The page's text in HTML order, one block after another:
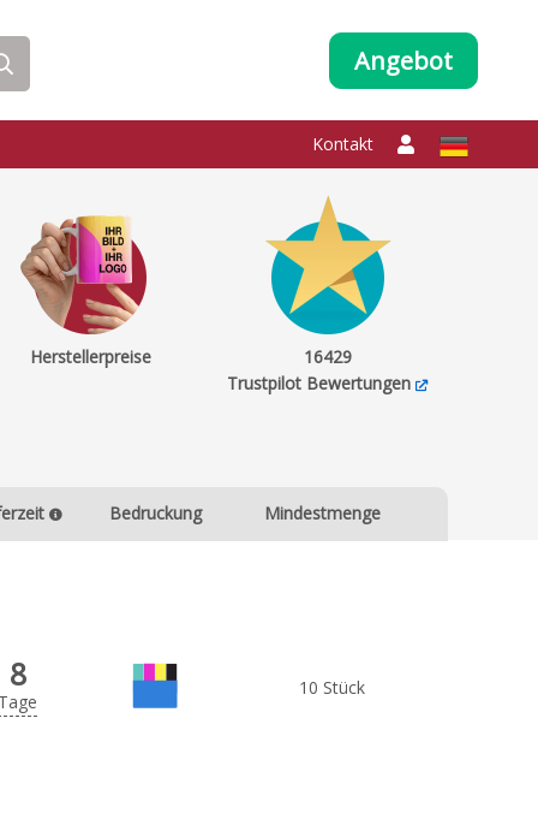
Angebot
Kontakt
Herstellerpreise
16429
Trustpilot Bewertungen
Bedruckung Mindestmenge
8
Tage
10 Stück